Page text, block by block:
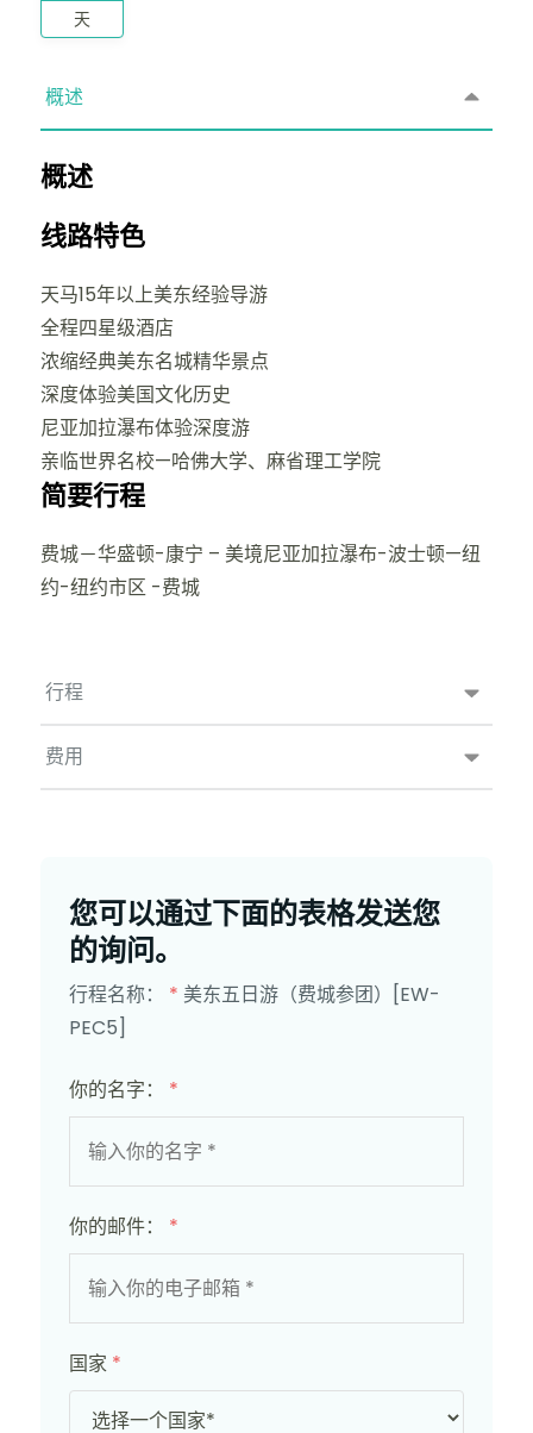
天
概述
行程
费用
概述
线路特色
天马15年以上美东经验导游
全程四星级酒店
浓缩经典美东名城精华景点
深度体验美国文化历史
尼亚加拉瀑布体验深度游
亲临世界名校—哈佛大学、麻省理工学院
简要行程
费城－华盛顿-康宁 – 美境尼亚加拉瀑布-波士顿—纽
约-纽约市区 -费城
您可以通过下面的表格发送您
的询问。
行程名称： * 美东五日游（费城参团）[EW-
PEC5]
你的名字： *
你的邮件： *
国家 *